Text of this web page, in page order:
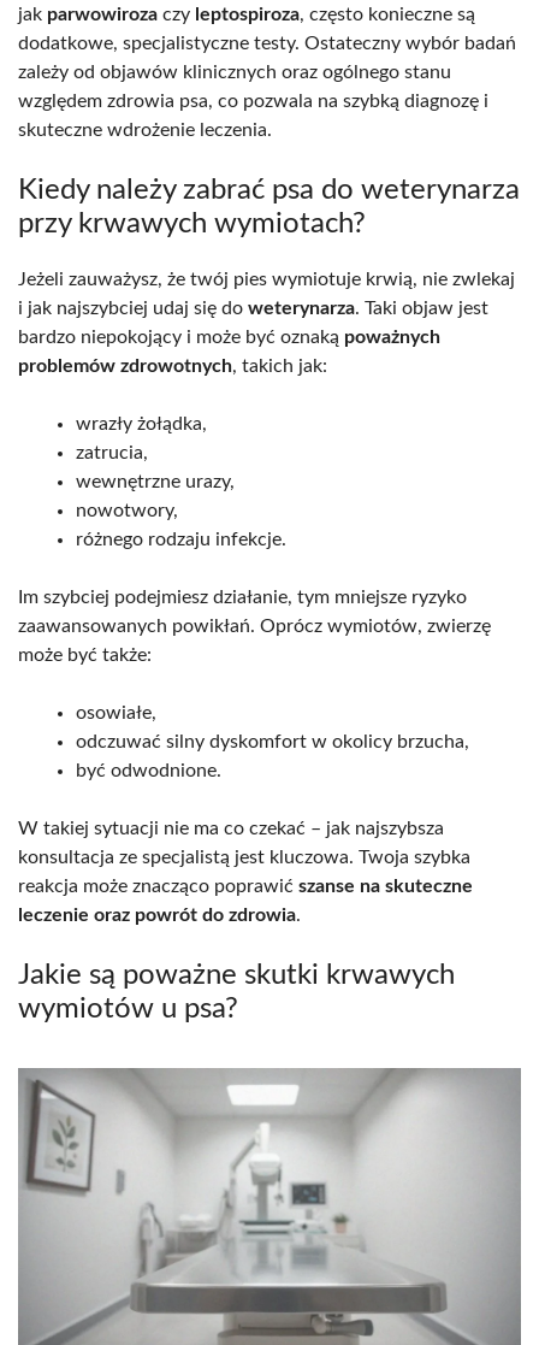
jak parwowiroza czy leptospiroza, często konieczne są
dodatkowe, specjalistyczne testy. Ostateczny wybór badań
zależy od objawów klinicznych oraz ogólnego stanu
względem zdrowia psa, co pozwala na szybką diagnozę i
skuteczne wdrożenie leczenia.
Kiedy należy zabrać psa do weterynarza
przy krwawych wymiotach?
Jeżeli zauważysz, że twój pies wymiotuje krwią, nie zwlekaj
i jak najszybciej udaj się do weterynarza. Taki objaw jest
bardzo niepokojący i może być oznaką poważnych
problemów zdrowotnych, takich jak:
wrazły żołądka,
zatrucia,
wewnętrzne urazy,
nowotwory,
różnego rodzaju infekcje.
Im szybciej podejmiesz działanie, tym mniejsze ryzyko
zaawansowanych powikłań. Oprócz wymiotów, zwierzę
może być także:
osowiałe,
odczuwać silny dyskomfort w okolicy brzucha,
być odwodnione.
W takiej sytuacji nie ma co czekać – jak najszybsza
konsultacja ze specjalistą jest kluczowa. Twoja szybka
reakcja może znacząco poprawić szanse na skuteczne
leczenie oraz powrót do zdrowia.
Jakie są poważne skutki krwawych
wymiotów u psa?